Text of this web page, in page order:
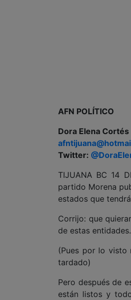
AFN POLÍTICO
Dora Elena Cortés
Twitter:
TIJUANA BC 14
partido Morena
estados que
Corrijo: que
de estas entidades.
(Pues por lo visto
tardado)
Pero después de
están listos y